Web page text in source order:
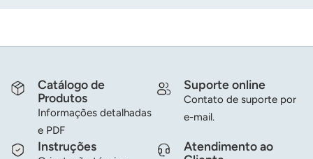
Catálogo de
Produtos
Informações detalhadas
e PDF
Suporte online
Contato de suporte por
e-mail.
Instruções
Atendimento ao